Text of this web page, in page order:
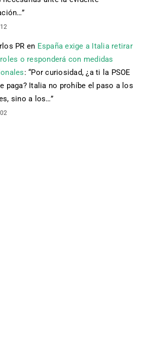
”
PR en España exige a Italia retirar
o responderá con medidas
: “Por curiosidad, ¿a ti la PSOE
paga? Italia no prohíbe el paso a los
sino a los…”